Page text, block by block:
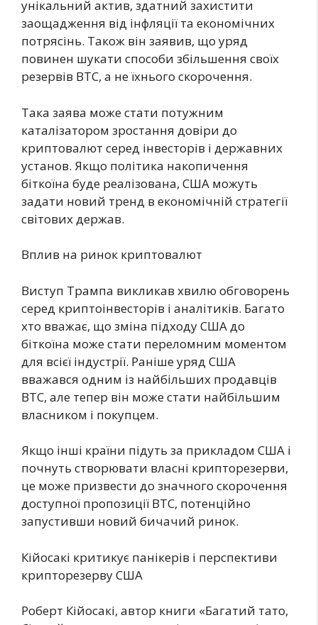
унікальний актив, здатний захистити
заощадження від інфляції та економічних
потрясінь. Також він заявив, що уряд
повинен шукати способи збільшення своїх
резервів BTC, а не їхнього скорочення.
Така заява може стати потужним
каталізатором зростання довіри до
криптовалют серед інвесторів і державних
установ. Якщо політика накопичення
біткоїна буде реалізована, США можуть
задати новий тренд в економічній стратегії
світових держав.
Вплив на ринок криптовалют
Виступ Трампа викликав хвилю обговорень
серед криптоінвесторів і аналітиків. Багато
хто вважає, що зміна підходу США до
біткоїна може стати переломним моментом
для всієї індустрії. Раніше уряд США
вважався одним із найбільших продавців
BTC, але тепер він може стати найбільшим
власником і покупцем.
Якщо інші країни підуть за прикладом США і
почнуть створювати власні крипторезерви,
це може призвести до значного скорочення
доступної пропозиції BTC, потенційно
запустивши новий бичачий ринок.
Кійосакі критикує панікерів і перспективи
крипторезерву США
Роберт Кійосакі, автор книги «Багатий тато,